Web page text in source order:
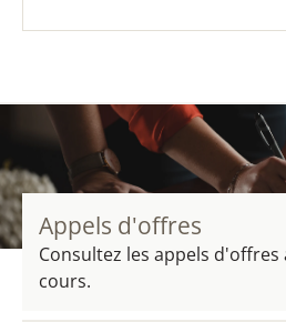
Appels d'offres
Consultez les appels
cours.